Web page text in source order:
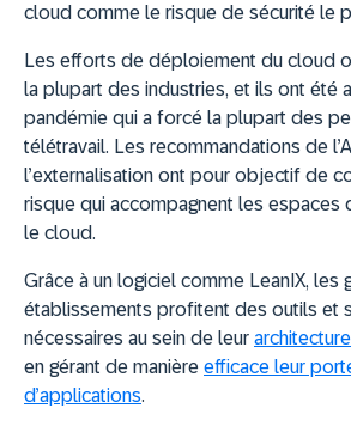
cloud comme le risque de sécurité le
Les efforts de déploiement du cloud
la plupart des industries, et ils ont été
pandémie qui a forcé la plupart des
télétravail. Les recommandations de
l’externalisation ont pour objectif de
risque qui accompagnent les espaces
le cloud.
Grâce à un logiciel comme LeanIX, les
établissements profitent des outils et
nécessaires au sein de leur
en gérant de manière efficace leur
d’applications.